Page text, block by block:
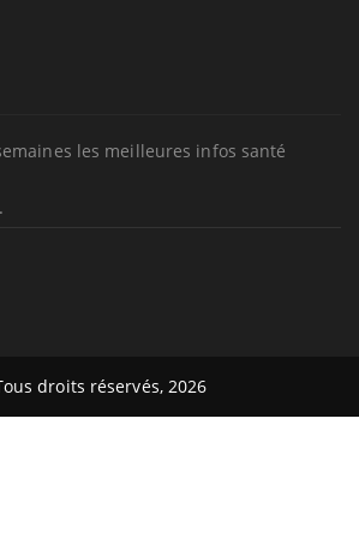
les meilleures infos santé
droits réservés, 2026